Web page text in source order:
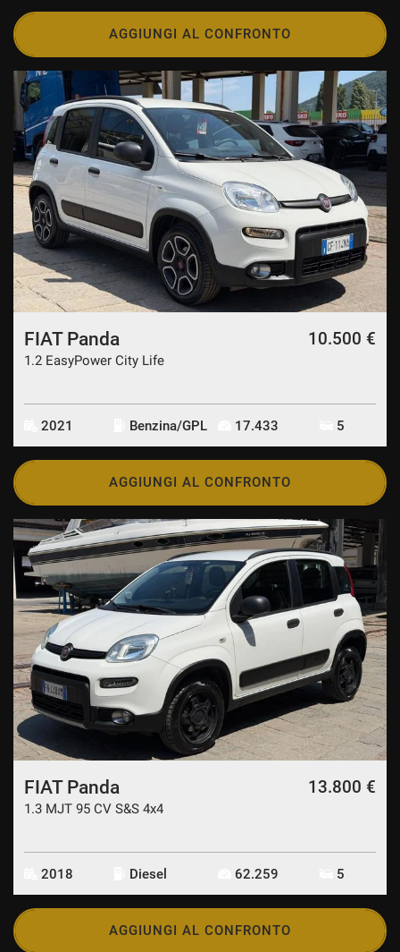
AGGIUNGI AL CONFRONTO
FIAT Panda
1.2 EasyPower City Life
10.500 €
2021 Benzina/GPL 17.433 5
AGGIUNGI AL CONFRONTO
FIAT Panda
1.3 MJT 95 CV S&S 4x4
13.800 €
2018 Diesel 62.259 5
AGGIUNGI AL CONFRONTO